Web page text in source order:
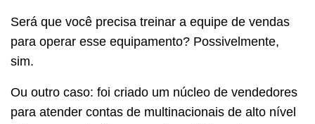
Será que você precisa treinar a equipe de vendas
para operar esse equipamento? Possivelmente,
sim.
Ou outro caso: foi criado um núcleo de vendedores
para atender contas de multinacionais de alto nível